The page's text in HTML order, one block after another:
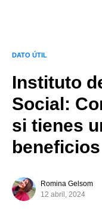
DATO ÚTIL
Instituto
Social:
si tienes
beneficios
Romina Gelsom
12 abril, 2024